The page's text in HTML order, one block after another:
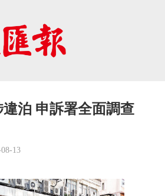
泊 申訴署全面調查
13